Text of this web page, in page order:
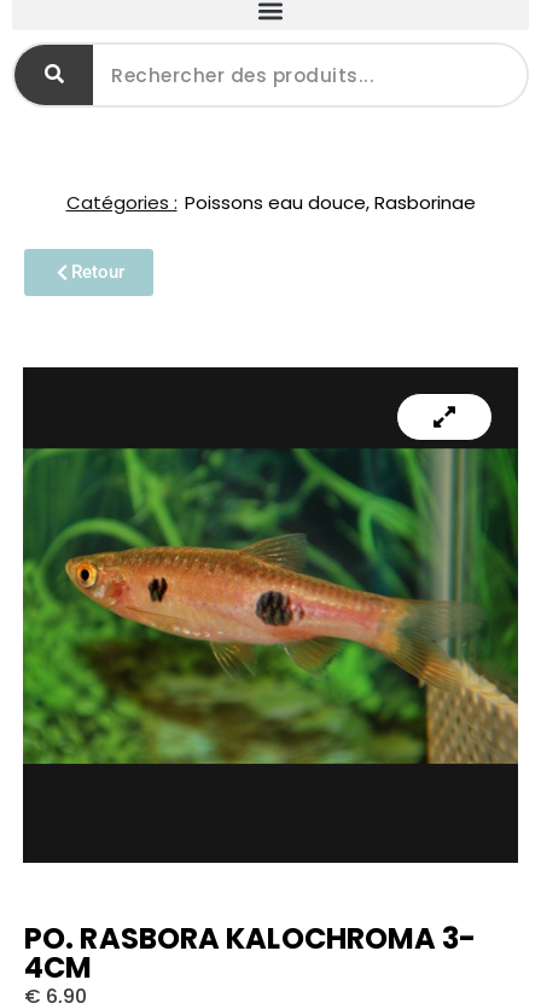
Catégories : Poissons eau douce,Rasborinae
Retour
PO. RASBORA KALOCHROMA 3-
4CM
€ 6,90